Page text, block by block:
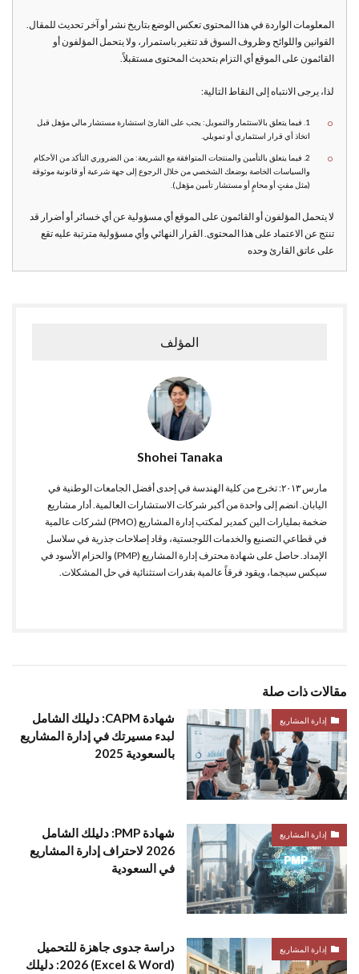
المعلومات الواردة في هذا المحتوى تعكس الوضع بتاريخ نشر أو آخر تحديث للمقال.
القوانين واللوائح وظروف السوق قد تتغير باستمرار، ولا يتحمل المؤلفون أو
القائمون على الموقع أي التزام بتحديث المحتوى مستقبلاً.
لذا، يرجى الانتباه إلى النقاط التالية:
1. فيما يتعلق بالاستثمار والتمويل: يجب على القارئ استشارة مستشار مالي مؤهل قبل
اتخاذ أي قرار استثماري أو تمويلي.
2. فيما يتعلق بالتأمين والمنتجات المتوافقة مع الشريعة: من الضروري التأكد من الأحكام
والسياسات الخاصة بوضعك الشخصي من خلال الرجوع إلى جهة شرعية أو قانونية موثوقة
(مثل مفتٍ أو محامٍ أو مستشار تأمين مؤهل).
لا يتحمل المؤلفون أو القائمون على الموقع أي مسؤولية عن أي خسائر أو أضرار قد
تنتج عن الاعتماد على هذا المحتوى. القرار النهائي وأي مسؤولية مترتبة عليه تقع
على عاتق القارئ وحده
المؤلف
Shohei Tanaka
مارس ٢٠١٣: تخرج من كلية الهندسة في إحدى أفضل الجامعات الوطنية في
اليابان. انضم إلى واحدة من أكبر شركات الاستشارات العالمية. أدار مشاريع
ضخمة بمليارات الين كمدير لمكتب إدارة المشاريع (PMO) لشركات عالمية
في قطاعي التصنيع والخدمات اللوجستية، وقاد إصلاحات جذرية في سلاسل
الإمداد. حاصل على شهادة محترف إدارة المشاريع (PMP) والحزام الأسود في
سيكس سيجما، ويقود فرقاً عالمية بقدرات استثنائية في حل المشكلات.
مقالات ذات صلة
إدارة المشاريع
شهادة CAPM: دليلك الشامل
لبدء مسيرتك في إدارة المشاريع
بالسعودية 2025
إدارة المشاريع
شهادة PMP: دليلك الشامل
2026 لاحتراف إدارة المشاريع
في السعودية
إدارة المشاريع
دراسة جدوى جاهزة للتحميل
(Excel & Word) 2026: دليلك